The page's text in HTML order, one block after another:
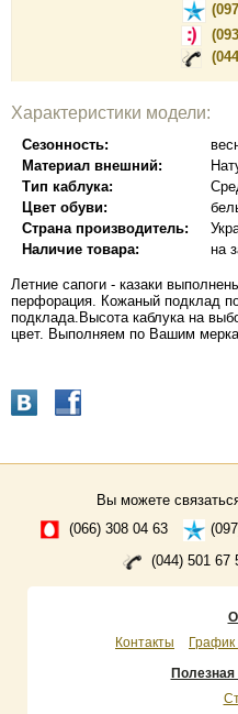
Характеристики модели:
Сезонность:
Материал внешний:
Тип каблука:
Цвет обуви:
Страна производитель:
Наличие товара:
на
Летние сапоги - казаки
перфорация. Кожаный подклад
подклада.Высота каблука на
цвет. Выполняем по Вашим
Вы можете
(066) 308 04 63
(044) 501 67
Контакты